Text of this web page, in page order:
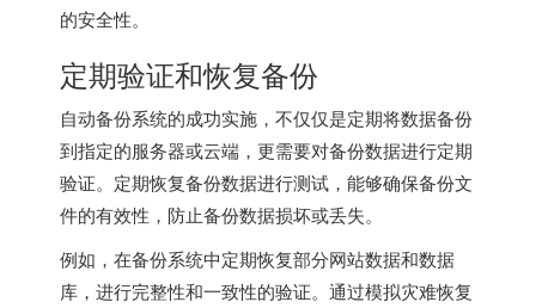
的安全性。
定期验证和恢复备份
自动备份系统的成功实施，不仅仅是定期将数据备份
到指定的服务器或云端，更需要对备份数据进行定期
验证。定期恢复备份数据进行测试，能够确保备份文
件的有效性，防止备份数据损坏或丢失。
例如，在备份系统中定期恢复部分网站数据和数据
库，进行完整性和一致性的验证。通过模拟灾难恢复